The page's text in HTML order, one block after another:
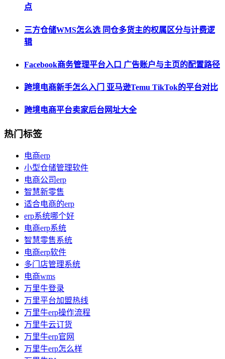
点
三方仓储WMS怎么选 同仓多货主的权属区分与计费逻
辑
Facebook商务管理平台入口 广告账户与主页的配置路径
跨境电商新手怎么入门 亚马逊Temu TikTok的平台对比
跨境电商平台卖家后台网址大全
热门标签
电商erp
小型仓储管理软件
电商公司erp
智慧新零售
适合电商的erp
erp系统哪个好
电商erp系统
智慧零售系统
电商erp软件
多门店管理系统
电商wms
万里牛登录
万里平台加盟热线
万里牛erp操作流程
万里牛云订货
万里牛erp官网
万里牛erp怎么样